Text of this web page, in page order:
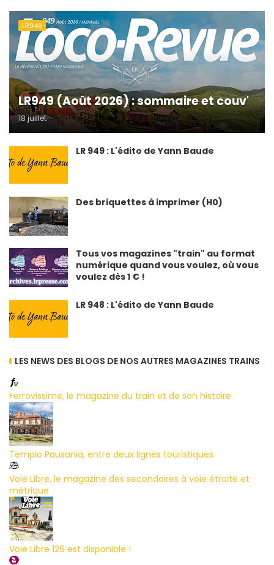
LR949
LR949 (Août 2026) : sommaire et couv'
18 juillet
LR 949 : L'édito de Yann Baude
Des briquettes à imprimer (H0)
Tous vos magazines "train" au format
numérique quand vous voulez, où vous
voulez dès 1 € !
LR 948 : L'édito de Yann Baude
LES NEWS DES BLOGS DE NOS AUTRES MAGAZINES TRAINS
Ferrovissime, le magazine du train et de son histoire
Tempio Pausania, entre deux lignes touristiques
Voie Libre, le magazine des secondaires à voie étroite et
métrique
Voie Libre 126 est disponible !